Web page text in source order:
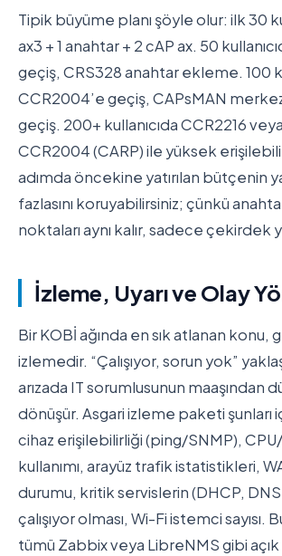
Tipik büyüme planı şöyle olur: ilk 30
ax3 + 1 anahtar + 2 cAP ax. 50
geçiş, CRS328 anahtar ekleme. 100
CCR2004’e geçiş, CAPsMAN
geçiş. 200+ kullanıcıda CCR2216
CCR2004 (CARP) ile yüksek
adımda öncekine yatırılan bütçenin
fazlasını koruyabilirsiniz; çünkü
noktaları aynı kalır, sadece çekirdek
İzleme, Uyarı ve Olay
Bir KOBİ ağında en sık atlanan konu,
izlemedir. “Çalışıyor, sorun yok”
arızada IT sorumlusunun maaşından
dönüşür. Asgari izleme paketi şunları
cihaz erişilebilirliği (ping/SNMP),
kullanımı, arayüz trafik istatistikleri,
durumu, kritik servislerin (DHCP,
çalışıyor olması, Wi-Fi istemci sayısı.
tümü Zabbix veya LibreNMS gibi